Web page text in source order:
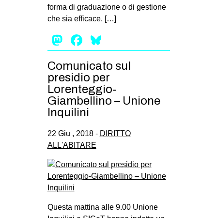
forma di graduazione o di gestione
che sia efficace. […]
Mastodon
Facebook
Comunicato sul
presidio per
Lorenteggio-
Giambellino – Unione
Inquilini
22 Giu , 2018 - DIRITTO
ALL'ABITARE
Questa mattina alle 9.00 Unione